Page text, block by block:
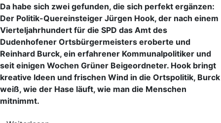
Da habe sich zwei gefunden, die sich perfekt ergänzen:
Der Politik-Quereinsteiger Jürgen Hook, der nach einem
Vierteljahrhundert für die SPD das Amt des
Dudenhofener Ortsbürgermeisters eroberte und
Reinhard Burck, ein erfahrener Kommunalpolitiker und
seit einigen Wochen Grüner Beigeordneter. Hook bringt
kreative Ideen und frischen Wind in die Ortspolitik, Burck
weiß, wie der Hase läuft, wie man die Menschen
mitnimmt.